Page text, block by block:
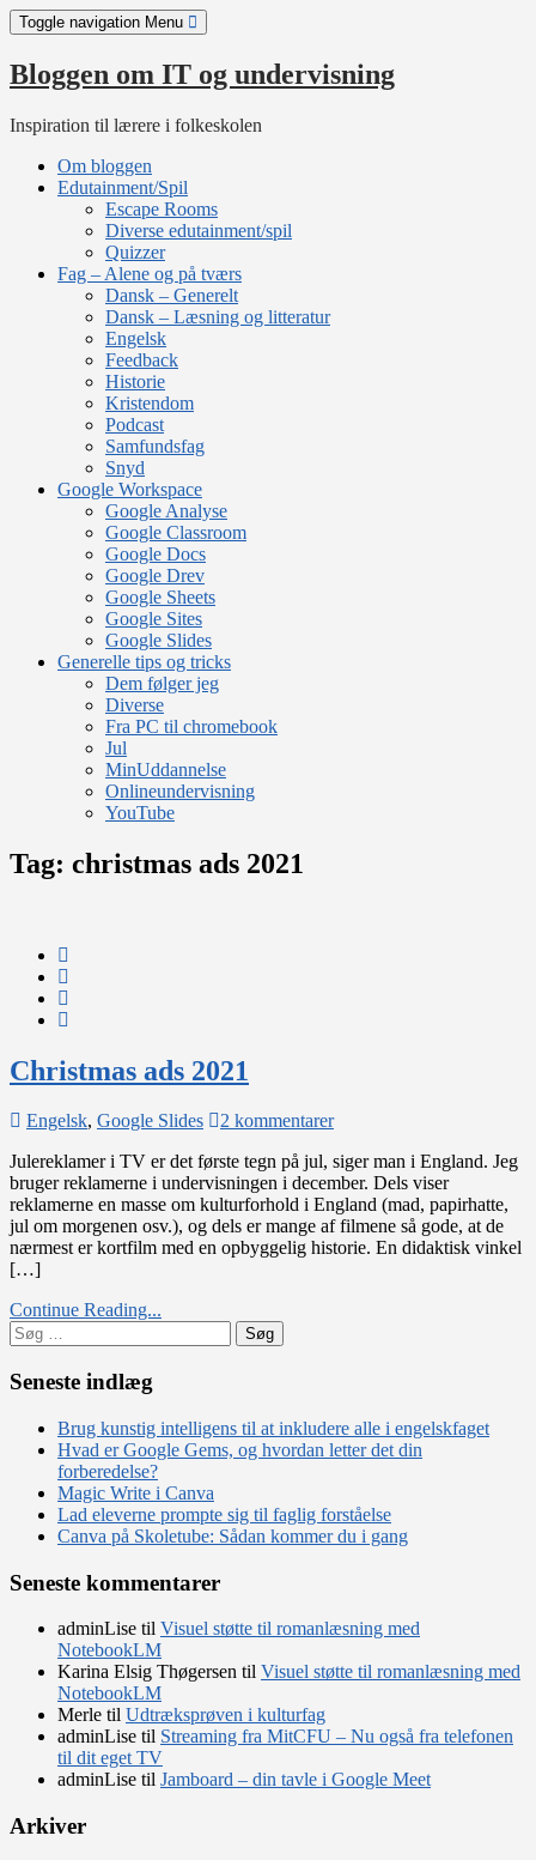
Skip
to
content
Toggle navigation Menu
Bloggen om IT og undervisning
Inspiration til lærere i folkeskolen
Om bloggen
Edutainment/Spil
Escape Rooms
Diverse edutainment/spil
Quizzer
Fag – Alene og på tværs
Dansk – Generelt
Dansk – Læsning og litteratur
Engelsk
Feedback
Historie
Kristendom
Podcast
Samfundsfag
Snyd
Google Workspace
Google Analyse
Google Classroom
Google Docs
Google Drev
Google Sheets
Google Sites
Google Slides
Generelle tips og tricks
Dem følger jeg
Diverse
Fra PC til chromebook
Jul
MinUddannelse
Onlineundervisning
YouTube
Tag: christmas ads 2021
Christmas ads 2021
Engelsk, Google Slides 2 kommentarertil
ads
2021
Julereklamer i TV er det første tegn på jul, siger man i England. Jeg
bruger reklamerne i undervisningen i december. Dels viser
reklamerne en masse om kulturforhold i England (mad, papirhatte,
jul om morgenen osv.), og dels er mange af filmene så gode, at de
nærmest er kortfilm med en opbyggelig historie. En didaktisk vinkel
[…]
Continue Reading...
Søg
efter:
Seneste indlæg
Brug kunstig intelligens til at inkludere alle i engelskfaget
Hvad er Google Gems, og hvordan letter det din
forberedelse?
Magic Write i Canva
Lad eleverne prompte sig til faglig forståelse
Canva på Skoletube: Sådan kommer du i gang
Seneste kommentarer
adminLise til Visuel støtte til romanlæsning med
NotebookLM
Karina Elsig Thøgersen til Visuel støtte til romanlæsning med
NotebookLM
Merle til Udtræksprøven i kulturfag
adminLise til Streaming fra MitCFU – Nu også fra telefonen
til dit eget TV
adminLise til Jamboard – din tavle i Google Meet
Arkiver